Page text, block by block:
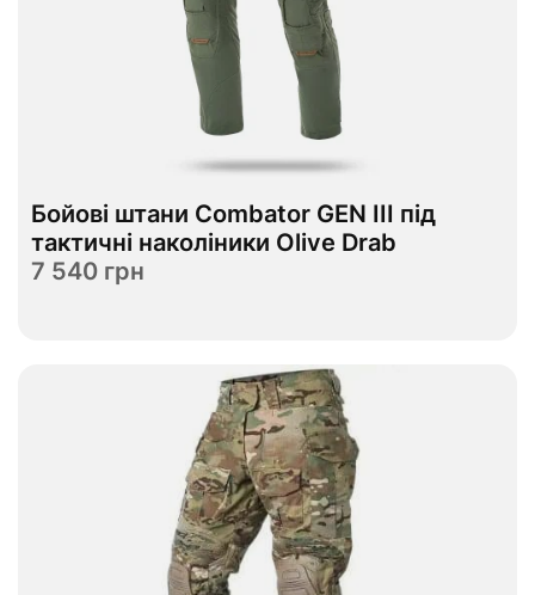
Бойові штани Combator GEN III під
тактичні наколіники Olive Drab
7 540 грн
32R 36R